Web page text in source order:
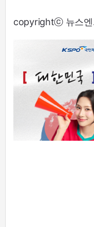
copyrightⓒ 뉴스엔